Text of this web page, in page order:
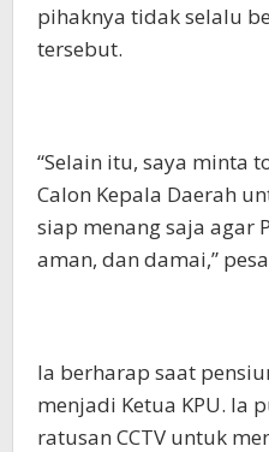
pihaknya tidak selalu
tersebut.
“Selain itu, saya minta
Calon Kepala Daerah
siap menang saja agar
aman, dan damai,”
Ia berharap saat
menjadi Ketua KPU. Ia
ratusan CCTV untuk